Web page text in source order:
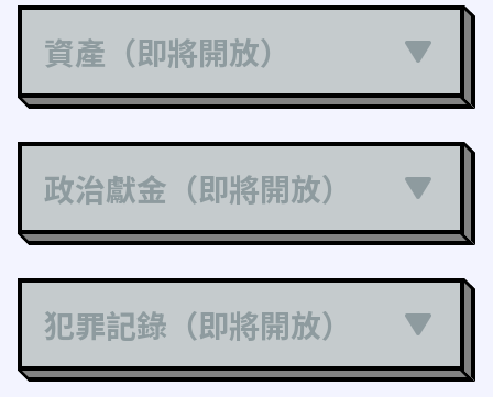
資產（即將開放）
政治獻金（即將開放）
犯罪記錄（即將開放）